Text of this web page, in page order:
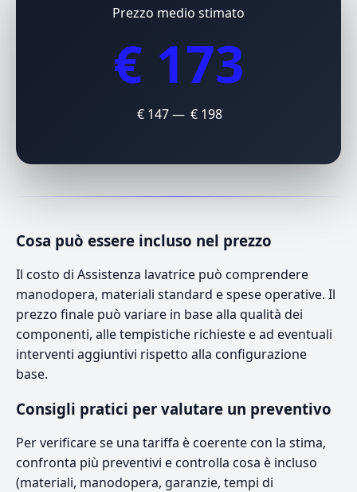
Prezzo medio stimato
€ 173
€ 147 — € 198
Cosa può essere incluso nel prezzo
Il costo di Assistenza lavatrice può comprendere
manodopera, materiali standard e spese operative. Il
prezzo finale può variare in base alla qualità dei
componenti, alle tempistiche richieste e ad eventuali
interventi aggiuntivi rispetto alla configurazione
base.
Consigli pratici per valutare un preventivo
Per verificare se una tariffa è coerente con la stima,
confronta più preventivi e controlla cosa è incluso
(materiali, manodopera, garanzie, tempi di